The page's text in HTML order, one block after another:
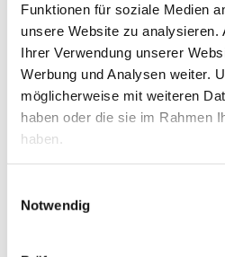
Funktionen für soziale Medien
unsere Website zu
Ihrer Verwendung unserer
Werbung und Analysen weiter.
möglicherweise mit weiteren
haben oder die sie im Rahmen
haben.
Notwendig
Comment vous comporter
veau ? En randonnée, que
chien lorsque vous traversez un
paissent des vaches ? Que
de moi ? Guidez Léa et Ben en
pâturage.
Conseils pour la randonnée